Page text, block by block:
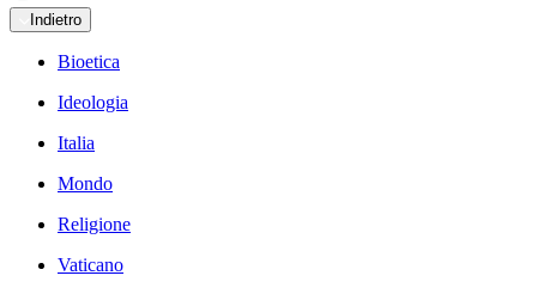
Indietro
Bioetica
Ideologia
Italia
Mondo
Religione
Vaticano